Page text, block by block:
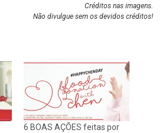
Créditos nas imagens.
Não divulgue sem os devidos créditos!
6 BOAS AÇÕES feitas por